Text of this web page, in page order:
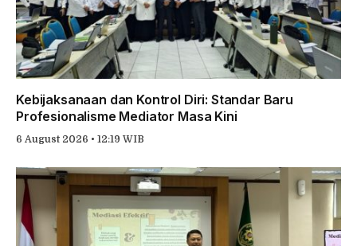
Kebijaksanaan dan Kontrol Diri: Standar Baru
Profesionalisme Mediator Masa Kini
6 August 2026 • 12:19 WIB